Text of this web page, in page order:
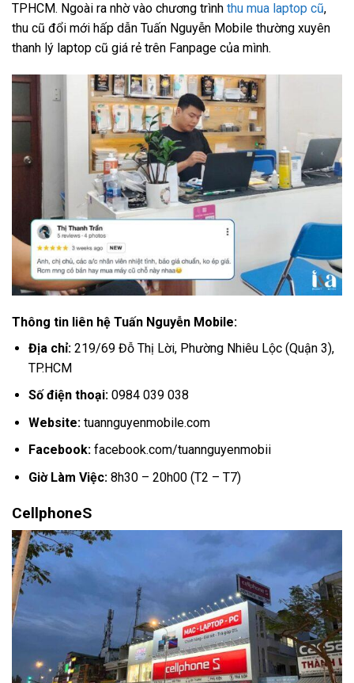
TPHCM. Ngoài ra nhờ vào chương trình thu mua laptop cũ,
thu cũ đổi mới hấp dẫn Tuấn Nguyễn Mobile thường xuyên
thanh lý laptop cũ giá rẻ trên Fanpage của mình.
Thông tin liên hệ Tuấn Nguyễn Mobile:
Địa chỉ:219/69 Đỗ Thị Lời, Phường Nhiêu Lộc (Quận 3),
TP.HCM
Số điện thoại:0984 039 038
Website:tuannguyenmobile.com
Facebook: facebook.com/tuannguyenmobii
Giờ Làm Việc:8h30 – 20h00 (T2 – T7)
CellphoneS